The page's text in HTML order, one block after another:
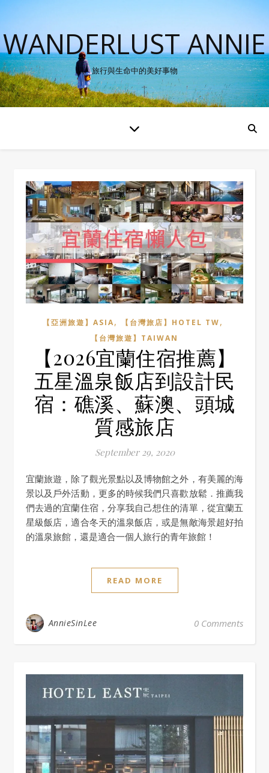
WANDERLUST ANNIE
旅行與生命中的美好事物
【亞洲旅遊】ASIA, 【台灣旅店】HOTEL TW,
【台灣旅遊】TAIWAN
【2026宜蘭住宿推薦】
五星溫泉飯店到設計民
宿：礁溪、蘇澳、頭城
質感旅店
September 29, 2020
宜蘭旅遊，除了觀光景點以及博物館之外，有美麗的海
景以及戶外活動，更多的時候我們只喜歡放鬆．推薦我
們去過的宜蘭住宿，分享我自己想住的清單，從宜蘭五
星級飯店，適合冬天的溫泉飯店，或是無敵海景超好拍
的溫泉旅館，還是適合一個人旅行的青年旅館！
READ MORE
AnnieSinLee 0 Comments